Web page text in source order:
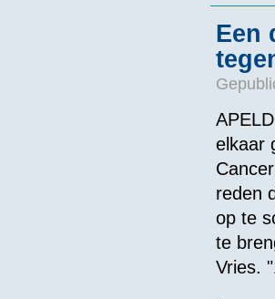
Een
elkaar
reden
op te
te
Vries.